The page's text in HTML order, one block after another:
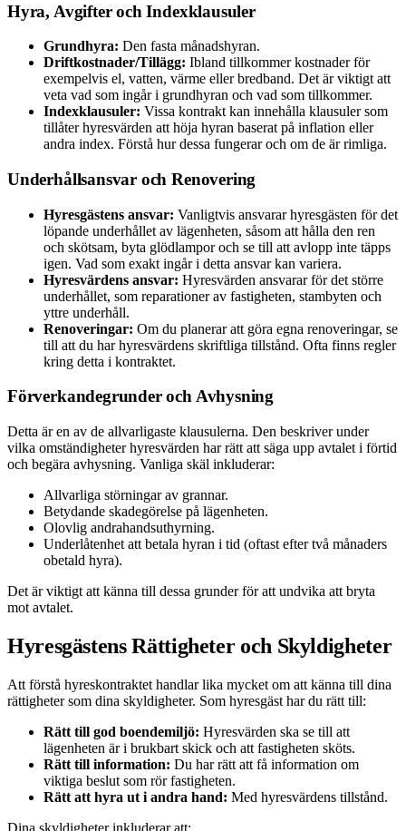
Hyra, Avgifter och Indexklausuler
Grundhyra: Den fasta månadshyran.
Driftkostnader/Tillägg: Ibland tillkommer kostnader för
exempelvis el, vatten, värme eller bredband. Det är viktigt att
veta vad som ingår i grundhyran och vad som tillkommer.
Indexklausuler: Vissa kontrakt kan innehålla klausuler som
tillåter hyresvärden att höja hyran baserat på inflation eller
andra index. Förstå hur dessa fungerar och om de är rimliga.
Underhållsansvar och Renovering
Hyresgästens ansvar: Vanligtvis ansvarar hyresgästen för det
löpande underhållet av lägenheten, såsom att hålla den ren
och skötsam, byta glödlampor och se till att avlopp inte täpps
igen. Vad som exakt ingår i detta ansvar kan variera.
Hyresvärdens ansvar: Hyresvärden ansvarar för det större
underhållet, som reparationer av fastigheten, stambyten och
yttre underhåll.
Renoveringar: Om du planerar att göra egna renoveringar, se
till att du har hyresvärdens skriftliga tillstånd. Ofta finns regler
kring detta i kontraktet.
Förverkandegrunder och Avhysning
Detta är en av de allvarligaste klausulerna. Den beskriver under
vilka omständigheter hyresvärden har rätt att säga upp avtalet i förtid
och begära avhysning. Vanliga skäl inkluderar:
Allvarliga störningar av grannar.
Betydande skadegörelse på lägenheten.
Olovlig andrahandsuthyrning.
Underlåtenhet att betala hyran i tid (oftast efter två månaders
obetald hyra).
Det är viktigt att känna till dessa grunder för att undvika att bryta
mot avtalet.
Hyresgästens Rättigheter och Skyldigheter
Att förstå hyreskontraktet handlar lika mycket om att känna till dina
rättigheter som dina skyldigheter. Som hyresgäst har du rätt till:
Rätt till god boendemiljö: Hyresvärden ska se till att
lägenheten är i brukbart skick och att fastigheten sköts.
Rätt till information: Du har rätt att få information om
viktiga beslut som rör fastigheten.
Rätt att hyra ut i andra hand: Med hyresvärdens tillstånd.
Dina skyldigheter inkluderar att: